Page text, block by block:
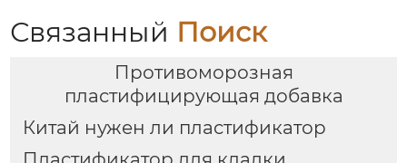
Связанный Поиск
Противоморозная
пластифицирующая добавка
Китай нужен ли пластификатор